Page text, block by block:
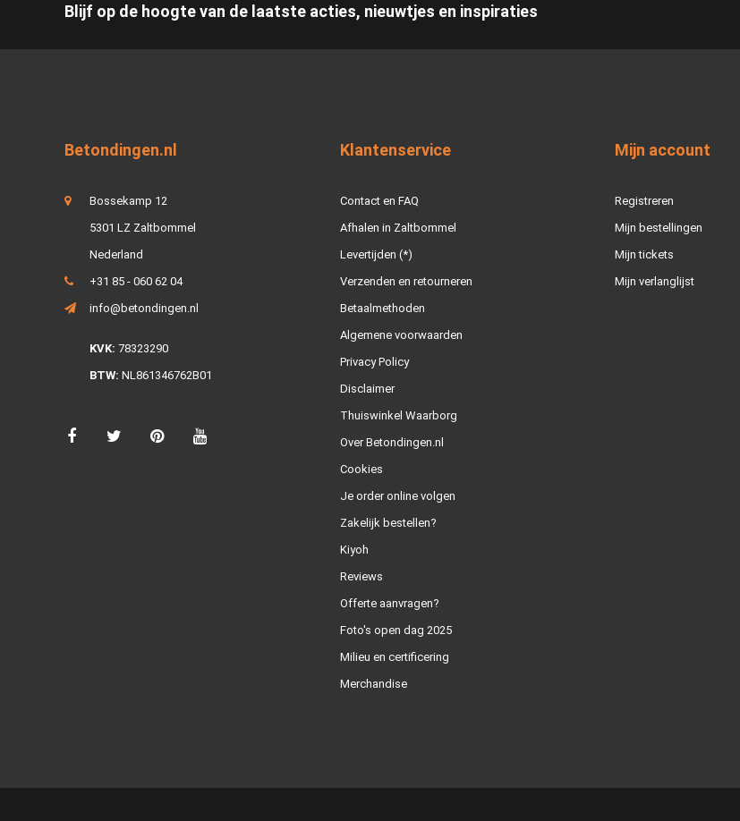
Blijf op de hoogte van de laatste acties, nieuwtjes en inspiraties
Betondingen.nl
Bossekamp 12
5301 LZ Zaltbommel
Nederland
+31 85 - 060 62 04
info@betondingen.nl
KVK: 78323290
BTW: NL861346762B01
Klantenservice
Contact en FAQ
Afhalen in Zaltbommel
Levertijden (*)
Verzenden en retourneren
Betaalmethoden
Algemene voorwaarden
Privacy Policy
Disclaimer
Thuiswinkel Waarborg
Over Betondingen.nl
Cookies
Je order online volgen
Zakelijk bestellen?
Kiyoh
Reviews
Offerte aanvragen?
Foto's open dag 2025
Milieu en certificering
Merchandise
Mijn account
Registreren
Mijn bestellingen
Mijn tickets
Mijn verlanglijst